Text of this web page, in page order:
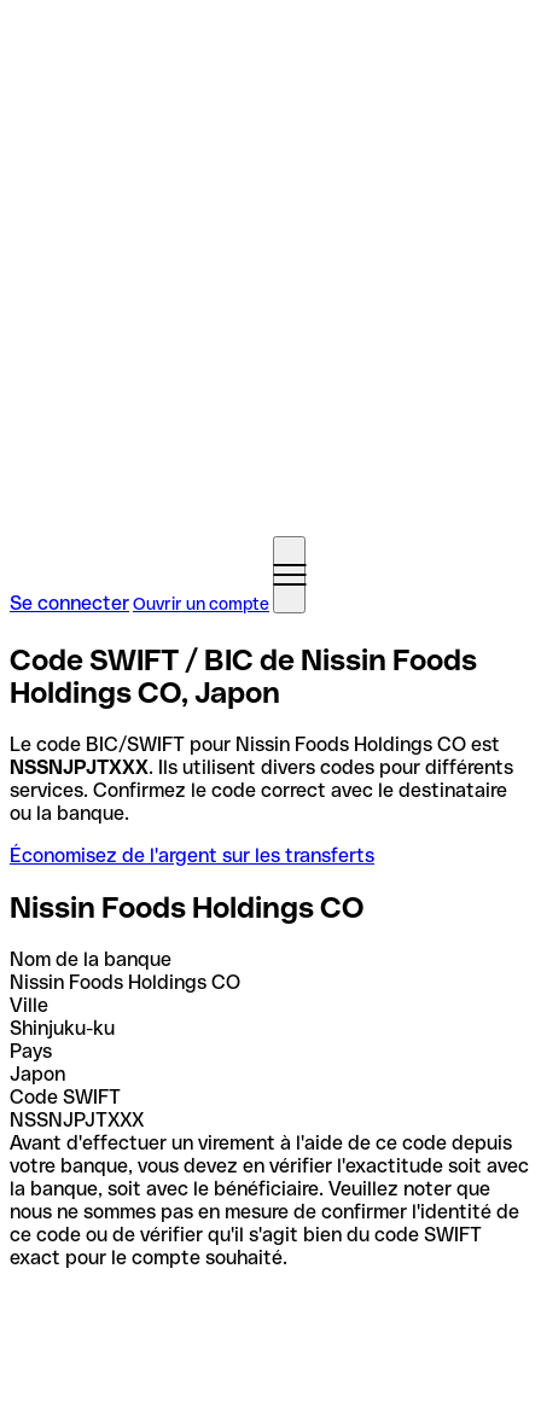
Se connecterOuvrir un compte
Code SWIFT / BIC de Nissin Foods
Holdings CO, Japon
Le code BIC/SWIFT pour Nissin Foods Holdings CO est
NSSNJPJTXXX. Ils utilisent divers codes pour différents
services. Confirmez le code correct avec le destinataire
ou la banque.
Économisez de l'argent sur les transferts
Nissin Foods Holdings CO
Nom de la banque
Nissin Foods Holdings CO
Ville
Shinjuku-ku
Pays
Japon
Code SWIFT
NSSNJPJTXXX
Avant d'effectuer un virement à l'aide de ce code depuis
votre banque, vous devez en vérifier l'exactitude soit avec
la banque, soit avec le bénéficiaire. Veuillez noter que
nous ne sommes pas en mesure de confirmer l'identité de
ce code ou de vérifier qu'il s'agit bien du code SWIFT
exact pour le compte souhaité.